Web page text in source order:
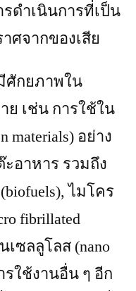
รดำเนินการที่เป็น
ศจากของเสีย
ศักยภาพใน
ย เช่น การใช้ใน
materials) อย่าง
อาหาร รวมถึง
ไมโคร
fibrillated
เซลลูโลส (nano
รใช้งานอื่น ๆ อีก